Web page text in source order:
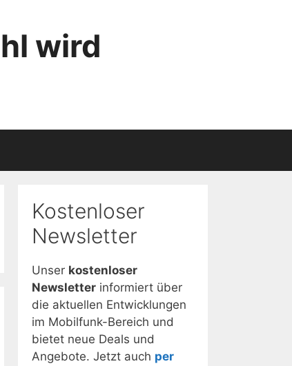
wird
Kostenloser
Newsletter
Unser kostenloser
Newsletter informiert über
die aktuellen Entwicklungen
im Mobilfunk-Bereich und
bietet neue Deals und
Angebote. Jetzt auch per